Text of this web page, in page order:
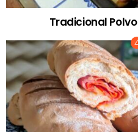
Tradicional